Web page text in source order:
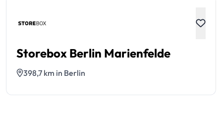
Storebox Berlin Marienfelde
398,7 km in Berlin